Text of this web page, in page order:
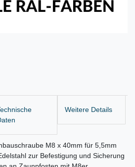
Weitere Details
M8 x 40mm für 5,5mm
zur Befestigung und Sicherung